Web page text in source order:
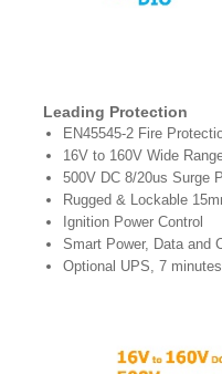
Leading Protection
EN45545-2 Fire
16V to 160V Wide
500V DC 8/20us Surge
Rugged & Lockable
Ignition Power Control
Smart Power, Data and
Optional UPS, 7